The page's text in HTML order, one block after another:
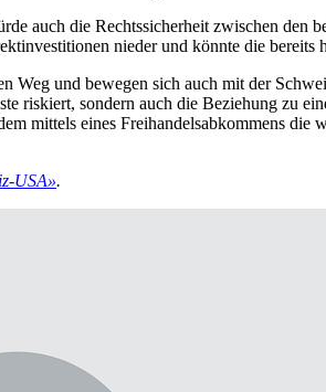
auch die Rechtssicherheit zwischen
nieder und könnte die
Weg und bewegen sich auch mit der
riskiert, sondern auch die Beziehung zu
mittels eines Freihandelsabkommens
USA».